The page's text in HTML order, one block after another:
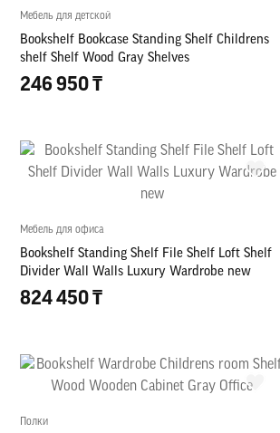
Мебель для детской
Bookshelf Bookcase Standing Shelf Childrens
shelf Shelf Wood Gray Shelves
246 950 ₸
Мебель для офиса
Bookshelf Standing Shelf File Shelf Loft Shelf
Divider Wall Walls Luxury Wardrobe new
824 450 ₸
Полки